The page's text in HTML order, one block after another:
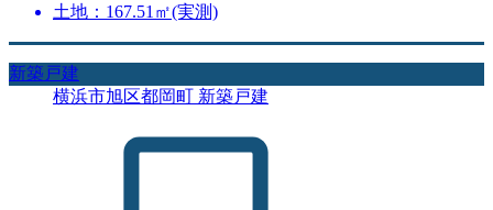
土地：167.51㎡(実測)
新築戸建
横浜市旭区都岡町 新築戸建